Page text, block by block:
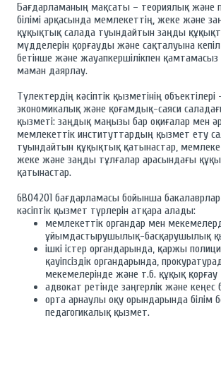
Бағдарламаның мақсаты – теориялық және
білімі арқасында мемлекеттің, жеке және
құқықтық салада туындайтын заңды
мүдделерін қорғауды және сақталуына
бетінше және жауапкершілікпен
маман даярлау.
Түлектердің кәсіптік қызметінің
экономикалық және қоғамдық-саяси
қызметі: заңдық маңызы бар оқиғалар мен
мемлекеттік институттардың қызмет ету
туындайтын құқықтық қатынастар,
жеке және заңды тұлғалар арасындағы
қатынастар.
6В04201 бағдарламасы бойынша бакалаврлар
кәсіптік қызмет түрлерін атқара алады:
мемлекеттік органдар мен
ұйымдастырушылық-басқарушылық
ішкі істер органдарында, қаржы
қауіпсіздік органдарында,
мекемелерінде және т.б. құқық қорғау
адвокат ретінде заңгерлік және кеңес
орта арнаулы оқу орындарында білім
педагогикалық қызмет.